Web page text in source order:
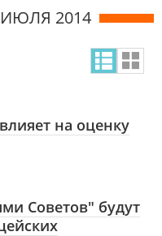
2014
на оценку
Советов" будут